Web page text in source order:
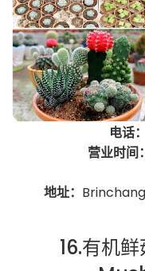
电话：
营业时间：
地址：
16.有机